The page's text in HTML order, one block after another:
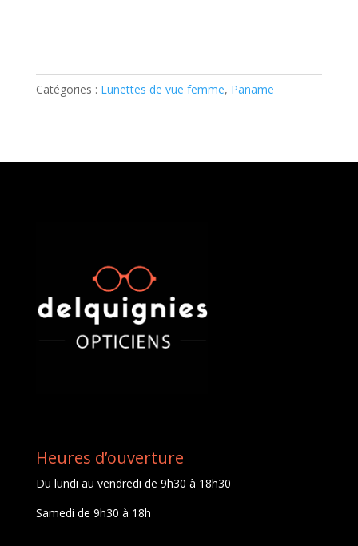
Catégories : Lunettes de vue femme, Paname
Heures d’ouverture
Du lundi au vendredi de 9h30 à 18h30
Samedi de 9h30 à 18h